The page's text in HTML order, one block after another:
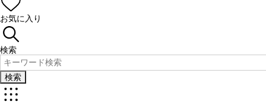
お気に入り
検索
検索